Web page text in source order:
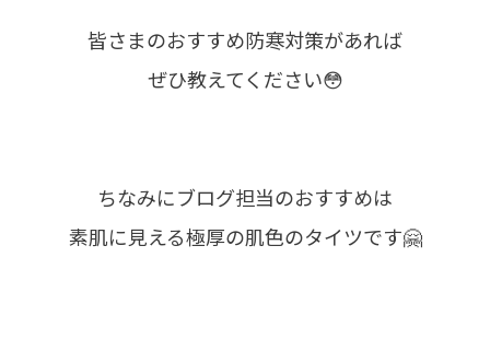
皆さまのおすすめ防寒対策があれば
ぜひ教えてください😳
ちなみにブログ担当のおすすめは
素肌に見える極厚の肌色のタイツです🤗